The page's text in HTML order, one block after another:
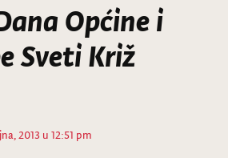
Općine i
Sveti Križ
2013 u 12:51 pm